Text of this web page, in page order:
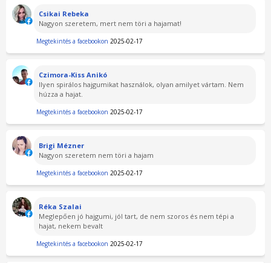
Csikai Rebeka
Nagyon szeretem, mert nem töri a hajamat!
Megtekintés a facebookon 2025-02-17
Czimora-Kiss Anikó
Ilyen spirálos hajgumikat használok, olyan amilyet vártam. Nem
húzza a hajat.
Megtekintés a facebookon 2025-02-17
Brigi Mézner
Nagyon szeretem nem töri a hajam
Megtekintés a facebookon 2025-02-17
Réka Szalai
Meglepően jó hajgumi, jól tart, de nem szoros és nem tépi a
hajat, nekem bevalt
Megtekintés a facebookon 2025-02-17